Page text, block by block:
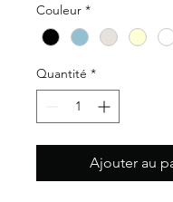
Couleur *
Quantité *
Ajouter au